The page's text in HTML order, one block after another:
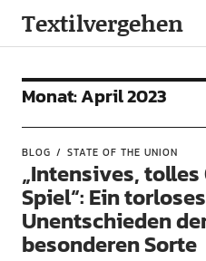
Textilvergehen
Monat:April 2023
BLOG STATE OF THE UNION
„Intensives,
Spiel“: Ein torloses
Unentschieden
besonderen Sorte